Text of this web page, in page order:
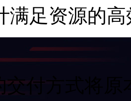
足资源的高
交付方式将